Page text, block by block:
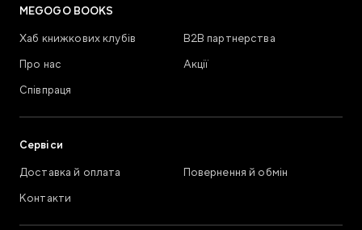
MEGOGO BOOKS
Хаб книжкових клубів
В2В партнерства
Про нас
Акції
Співпраця
Сервіси
Доставка й оплата
Повернення й обмін
Контакти